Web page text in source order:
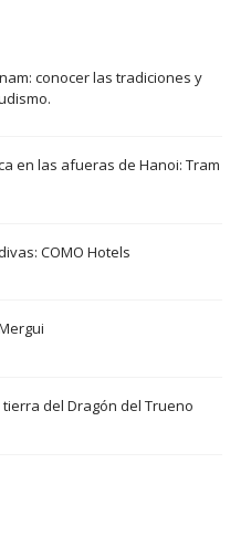
conocer las tradiciones y
en las afueras de Hanoi: Tram
COMO Hotels
del Dragón del Trueno